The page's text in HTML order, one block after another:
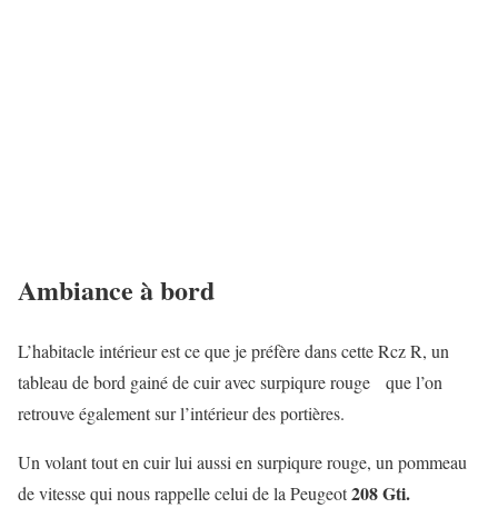
Ambiance à bord
L’habitacle intérieur est ce que je préfère dans cette Rcz R, un
tableau de bord gainé de cuir avec surpiqure rouge que l’on
retrouve également sur l’intérieur des portières.
Un volant tout en cuir lui aussi en surpiqure rouge, un pommeau
de vitesse qui nous rappelle celui de la Peugeot208 Gti.